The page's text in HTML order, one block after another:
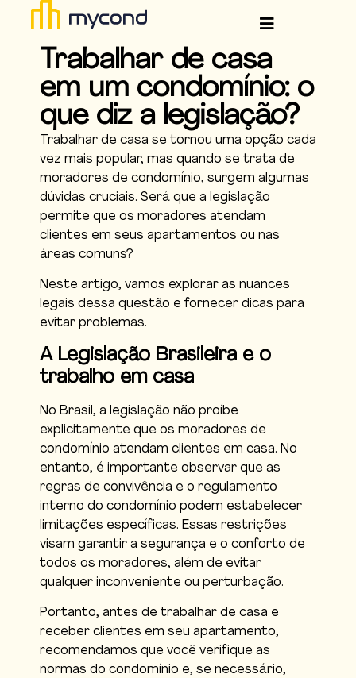
Trabalhar de casa
em um condomínio: o
que diz a legislação?
Trabalhar de casa se tornou uma opção cada
vez mais popular, mas quando se trata de
moradores de condomínio, surgem algumas
dúvidas cruciais. Será que a legislação
permite que os moradores atendam
clientes em seus apartamentos ou nas
áreas comuns?
Neste artigo, vamos explorar as nuances
legais dessa questão e fornecer dicas para
evitar problemas.
A Legislação Brasileira e o
trabalho em casa
No Brasil, a legislação não proíbe
explicitamente que os moradores de
condomínio atendam clientes em casa. No
entanto, é importante observar que as
regras de convivência e o regulamento
interno do condomínio podem estabelecer
limitações específicas. Essas restrições
visam garantir a segurança e o conforto de
todos os moradores, além de evitar
qualquer inconveniente ou perturbação.
Portanto, antes de trabalhar de casa e
receber clientes em seu apartamento,
recomendamos que você verifique as
normas do condomínio e, se necessário,